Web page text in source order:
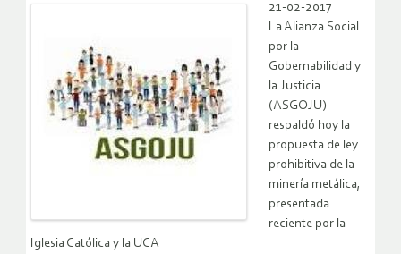
21-02-2017
La Alianza Social
por la
Gobernabilidad y
la Justicia
(ASGOJU)
respaldó hoy la
propuesta de ley
prohibitiva de la
minería metálica,
presentada
reciente por la
Iglesia Católica y la UCA